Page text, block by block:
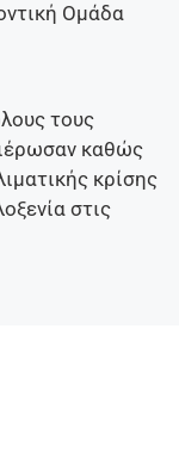
Ομάδα
τους
καθώς
κρίσης
στις